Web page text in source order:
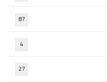
87
4
27